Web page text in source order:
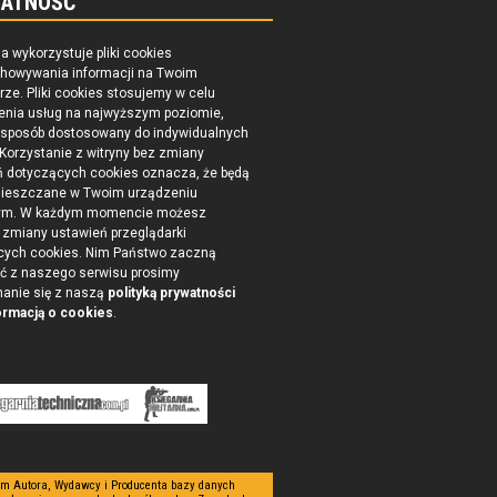
wykorzystuje pliki cookies
informacji na Twoim
Pliki cookies stosujemy w celu
usług na najwyższym poziomie,
dostosowany do indywidualnych
z witryny bez zmiany
dotyczących cookies oznacza, że będą
w Twoim urządzeniu
W każdym momencie możesz
zmiany ustawień przeglądarki
cookies. Nim Państwo zaczną
z naszego serwisu prosimy
się z naszą polityką prywatności
o cookies.
Autora, Wydawcy i Producenta bazy danych